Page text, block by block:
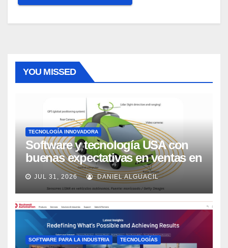
YOU MISSED
TECNOLOGÍA INNOVADORA
Software y tecnología USA con
buenas expectativas en ventas en
los próximos 2 años, según
Market Watch
JUL 31, 2026 DANIEL ALGUACIL
SOFTWARE PARA LA INDUSTRIA TECNOLOGÍAS